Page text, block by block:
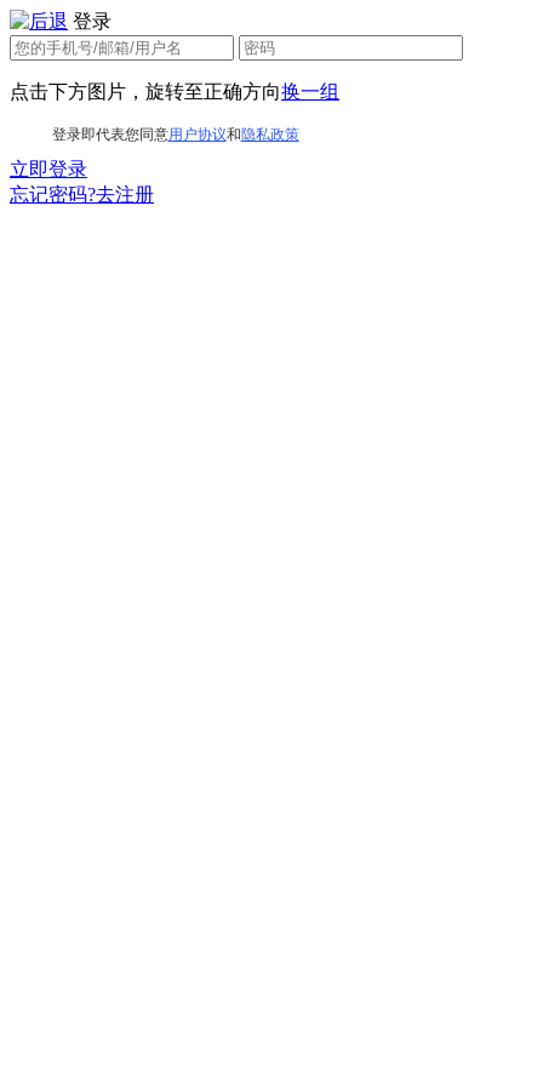
登录
点击下方图片，旋转至正确方向换一组
登录即代表您同意用户协议和隐私政策
立即登录
忘记密码?去注册